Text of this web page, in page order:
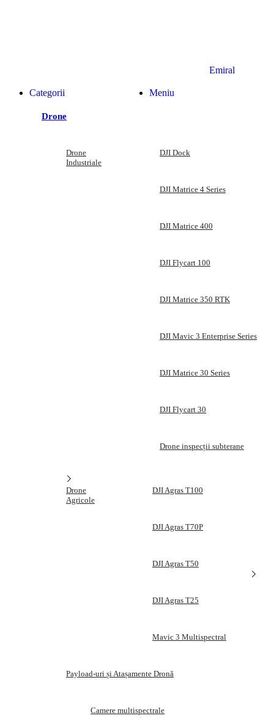
Emiral
Meniu
Categorii
Drone
Drone
Industriale
DJI Dock
DJI Matrice 4 Series
DJI Matrice 400
DJI Flycart 100
DJI Matrice 350 RTK
DJI Mavic 3 Enterprise Series
DJI Matrice 30 Series
DJI Flycart 30
Drone inspecții subterane
Drone
Agricole
DJI Agras T100
DJI Agras T70P
DJI Agras T50
DJI Agras T25
Mavic 3 Multispectral
Payload-uri și Atașamente Dronă
Camere multispectrale